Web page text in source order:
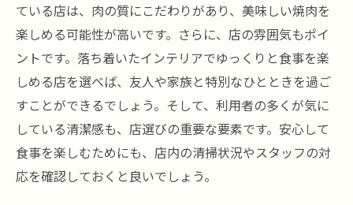
ている店は、肉の質にこだわりがあり、美味しい焼肉を
楽しめる可能性が高いです。さらに、店の雰囲気もポイ
ントです。落ち着いたインテリアでゆっくりと食事を楽
しめる店を選べば、友人や家族と特別なひとときを過ご
すことができるでしょう。そして、利用者の多くが気に
している清潔感も、店選びの重要な要素です。安心して
食事を楽しむためにも、店内の清掃状況やスタッフの対
応を確認しておくと良いでしょう。